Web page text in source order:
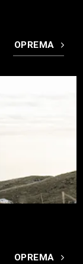
OPREMA
OPREMA